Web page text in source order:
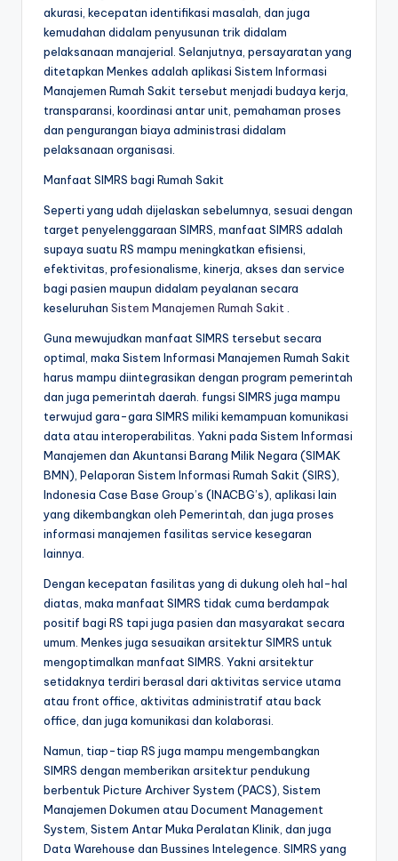
akurasi, kecepatan identifikasi masalah, dan juga
kemudahan didalam penyusunan trik didalam
pelaksanaan manajerial. Selanjutnya, persayaratan yang
ditetapkan Menkes adalah aplikasi Sistem Informasi
Manajemen Rumah Sakit tersebut menjadi budaya kerja,
transparansi, koordinasi antar unit, pemahaman proses
dan pengurangan biaya administrasi didalam
pelaksanaan organisasi.
Manfaat SIMRS bagi Rumah Sakit
Seperti yang udah dijelaskan sebelumnya, sesuai dengan
target penyelenggaraan SIMRS, manfaat SIMRS adalah
supaya suatu RS mampu meningkatkan efisiensi,
efektivitas, profesionalisme, kinerja, akses dan service
bagi pasien maupun didalam peyalanan secara
keseluruhan Sistem Manajemen Rumah Sakit
Guna mewujudkan manfaat SIMRS tersebut secara
optimal, maka Sistem Informasi Manajemen Rumah Sakit
harus mampu diintegrasikan dengan program pemerintah
dan juga pemerintah daerah. fungsi SIMRS juga mampu
terwujud gara-gara SIMRS miliki kemampuan komunikasi
data atau interoperabilitas. Yakni pada Sistem Informasi
Manajemen dan Akuntansi Barang Milik Negara (SIMAK
BMN), Pelaporan Sistem Informasi Rumah Sakit (SIRS),
Indonesia Case Base Group’s (INACBG’s), aplikasi lain
yang dikembangkan oleh Pemerintah, dan juga proses
informasi manajemen fasilitas service kesegaran
lainnya.
Dengan kecepatan fasilitas yang di dukung oleh hal-hal
diatas, maka manfaat SIMRS tidak cuma berdampak
positif bagi RS tapi juga pasien dan masyarakat secara
umum. Menkes juga sesuaikan arsitektur SIMRS untuk
mengoptimalkan manfaat SIMRS. Yakni arsitektur
setidaknya terdiri berasal dari aktivitas service utama
atau front office, aktivitas administratif atau back
office, dan juga komunikasi dan kolaborasi.
Namun, tiap-tiap RS juga mampu mengembangkan
SIMRS dengan memberikan arsitektur pendukung
berbentuk Picture Archiver System (PACS), Sistem
Manajemen Dokumen atau Document Management
System, Sistem Antar Muka Peralatan Klinik, dan juga
Data Warehouse dan Bussines Intelegence. SIMRS yang